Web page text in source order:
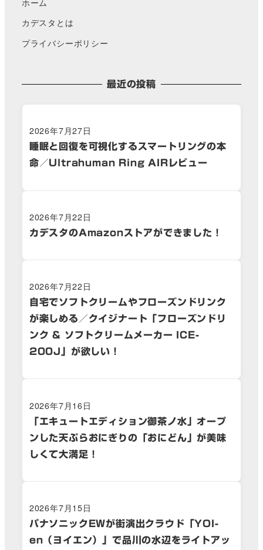
カデスタとは
プライバシーポリシー
最近の投稿
睡眠と回復を可視化するスマートリングの本
命／Ultrahuman Ring AIRレビュー
2026年7月27日
カデスタのAmazonストアができました！
2026年7月22日
自宅でソフトクリームやフローズンドリンク
が楽しめる／クイジナート「フローズンドリ
ンク & ソフトクリームメーカー ICE-
200J」が欲しい！
2026年7月22日
「エキュートエディション御茶ノ水」オープ
ンした天ぷらおにぎりの「おにどん」が美味
しくて大満足！
2026年7月16日
パナソニックEWが街演出クラウド「YOI-
en（ヨイエン）」で品川の水辺をライトアッ
2026年7月15日